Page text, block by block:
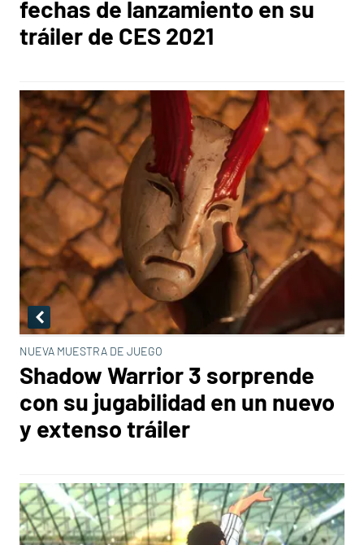
fechas de lanzamiento en su
tráiler de CES 2021
NUEVA MUESTRA DE JUEGO
Shadow Warrior 3 sorprende
con su jugabilidad en un nuevo
y extenso tráiler